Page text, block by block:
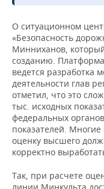
О ситуационном
«Безопасность
Минниханов,
созданию.
ведется разработка
деятельности глав
отметил, что это
тыс. исходных
федеральных
показателей.
оценку высшего
корректно
Так, при расчете